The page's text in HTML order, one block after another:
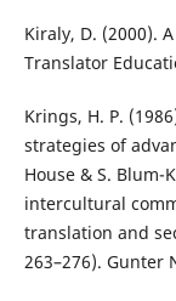
Kiraly, D. (2000).
Translator
Krings, H. P.
strategies of
House & S.
intercultural
translation and
263–276). Gunter